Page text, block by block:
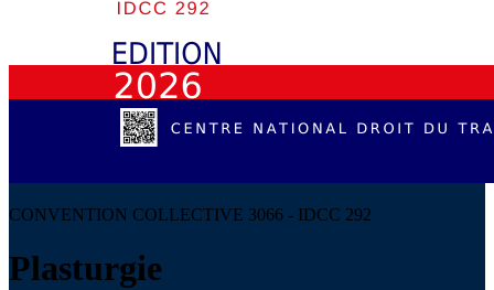
CONVENTION COLLECTIVE 3066 - IDCC 292
Plasturgie